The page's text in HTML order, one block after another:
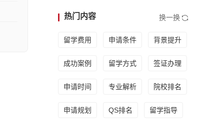
热门内容 换一换
留学费用 申请条件 背景提升
成功案例 留学方式 签证办理
申请时间 专业解析 院校排名
申请规划 QS排名 留学指导